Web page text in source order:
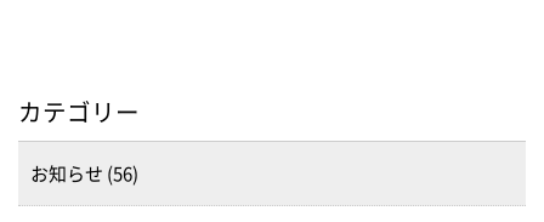
カテゴリー
お知らせ (56)